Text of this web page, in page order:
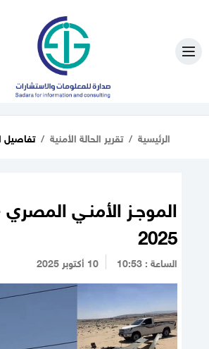
الرئيسية تقرير الحالة الأمنية تفاصيل
الموجـز الأمنـي
2025
الساعة : 10:53 10 أكتوبر 2025